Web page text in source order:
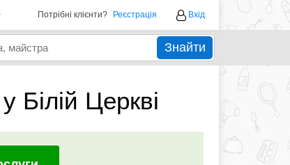
Потрібні клієнти? Реєстрація Вхід
Знайти
Білій Церкві